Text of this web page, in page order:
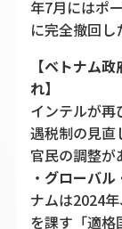
年7月にはポ
に完全撤回し
【ベトナム
れ】
インテルが再
遇税制の見直
官民の調整が
・ グローバル
ナムは2024
を課す「適格